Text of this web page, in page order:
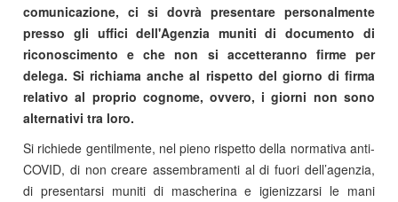
comunicazione, ci si dovrà presentare personalmente
presso gli uffici dell'Agenzia muniti di documento di
riconoscimento e che non si accetteranno firme per
delega. Si richiama anche al rispetto del giorno di firma
relativo al proprio cognome, ovvero, i giorni non sono
alternativi tra loro.
Si richiede gentilmente, nel pieno rispetto della normativa anti-
COVID, di non creare assembramenti al di fuori dell’agenzia,
di presentarsi muniti di mascherina e igienizzarsi le mani